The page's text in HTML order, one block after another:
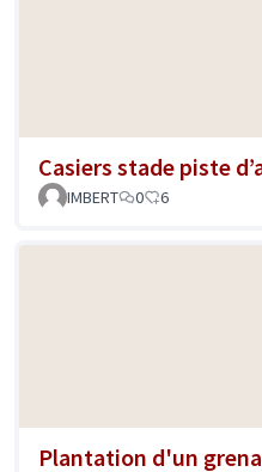
Casiers stade piste
IMBERT
0 6
Plantation d'un